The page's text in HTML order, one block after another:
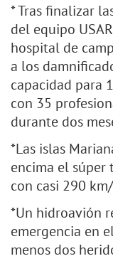
* Tras finalizar
del equipo
hospital de
a los
capacidad para
con 35
durante dos
*Las islas
encima el súper
con casi 290
*Un hidroavión
emergencia en
menos dos